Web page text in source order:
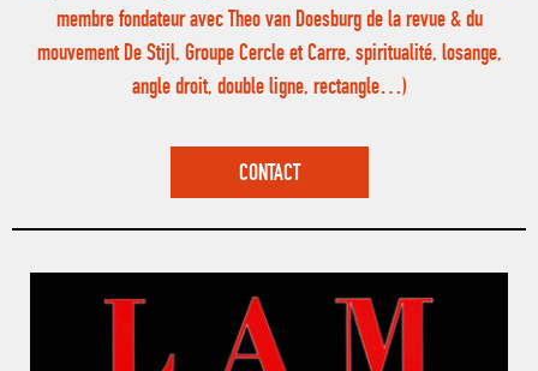
membre fondateur avec Theo van Doesburg de la revue & du
mouvement De Stijl, Groupe Cercle et Carre, spiritualité, losange,
angle droit, double ligne, rectangle…)
CONTACT